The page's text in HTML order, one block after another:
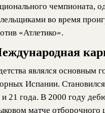
чемпионата,
во время
«Атлетико».
являлся
Испании.
и 21 года. В 2000 году
матче